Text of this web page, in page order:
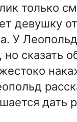
только
девушку
У
сказать
дать